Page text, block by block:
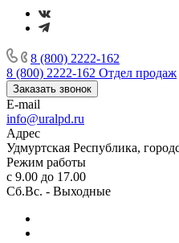
8 (800) 2222-162
8 (800) 2222-162 Отдел продаж
Заказать звонок
E-mail
info@uralpd.ru
Адрес
Удмуртская Республика,
Режим работы
с 9.00 до 17.00
Сб.Вс. - Выходные